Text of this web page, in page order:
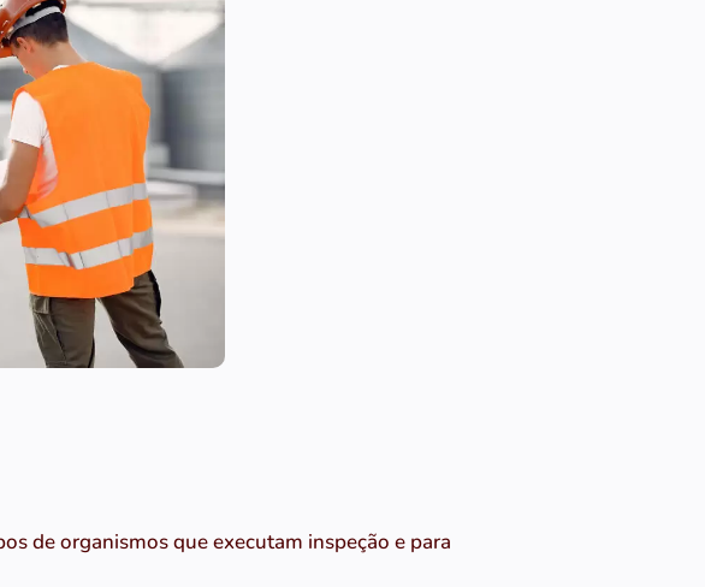
de organismos que executam inspeção e para